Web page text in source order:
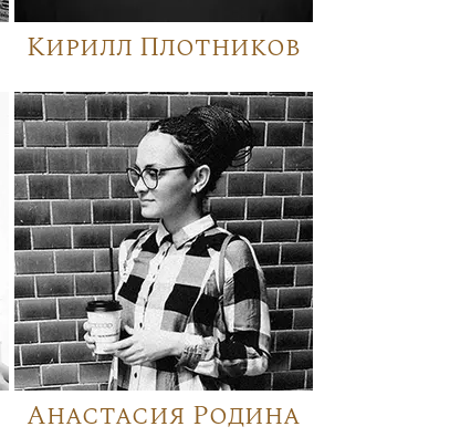
Кирилл Плотников
Анастасия Родина